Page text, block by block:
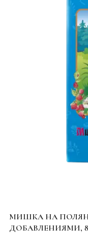
МИШКА НА
ДОБАВЛЕНИЯМИ,